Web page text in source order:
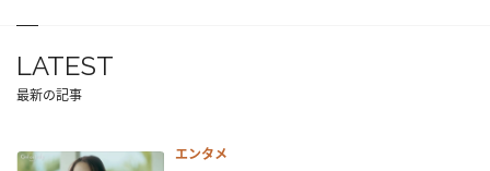
LATEST
最新の記事
エンタメ